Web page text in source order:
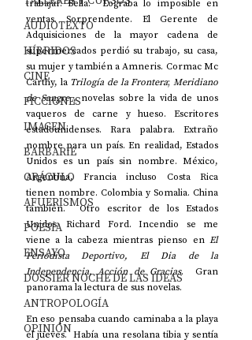
AUDIOTEXTO
HÍBRIDOS
CINE
FICCIONES
IMAGEN
BARBARIE
ORÁCULO
AFUERISMOS
POESÍA
ENSAYO
DOSSIER NOCHE DE LAS IDEAS
ANTROPOLOGÍA
OPINIÓN
trabajar. Bella.  Lograba lo imposible en
ventas. Sorprendente. El Gerente de
Adquisiciones de la mayor cadena de
supermercados perdió su trabajo, su casa,
su mujer y también a Amneris. Cormac Mc
Carthy, la Trilogía de la Frontera; Meridiano
de Sangre , novelas sobre la vida de unos
vaqueros de carne y hueso. Escritores
estadounidenses. Rara palabra. Extraño
nombre para un país. En realidad, Estados
Unidos es un país sin nombre. México,
Argentina, Francia incluso Costa Rica
tienen nombre. Colombia y Somalia. China
también.  Otro escritor de los Estados
Unidos: Richard Ford. Incendio se me
viene a la cabeza mientras pienso en El
Periodista Deportivo, El Dia de la
Independencia, Acción de Gracias.  Gran
panorama la lectura de sus novelas.
En eso pensaba cuando caminaba a la playa
el jueves.  Había una resolana tibia y sentía